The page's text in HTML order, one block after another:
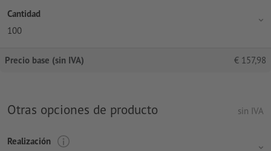
Cantidad
100
Precio base (sin IVA) € 157,98
Otras opciones de producto sin IVA
Realización